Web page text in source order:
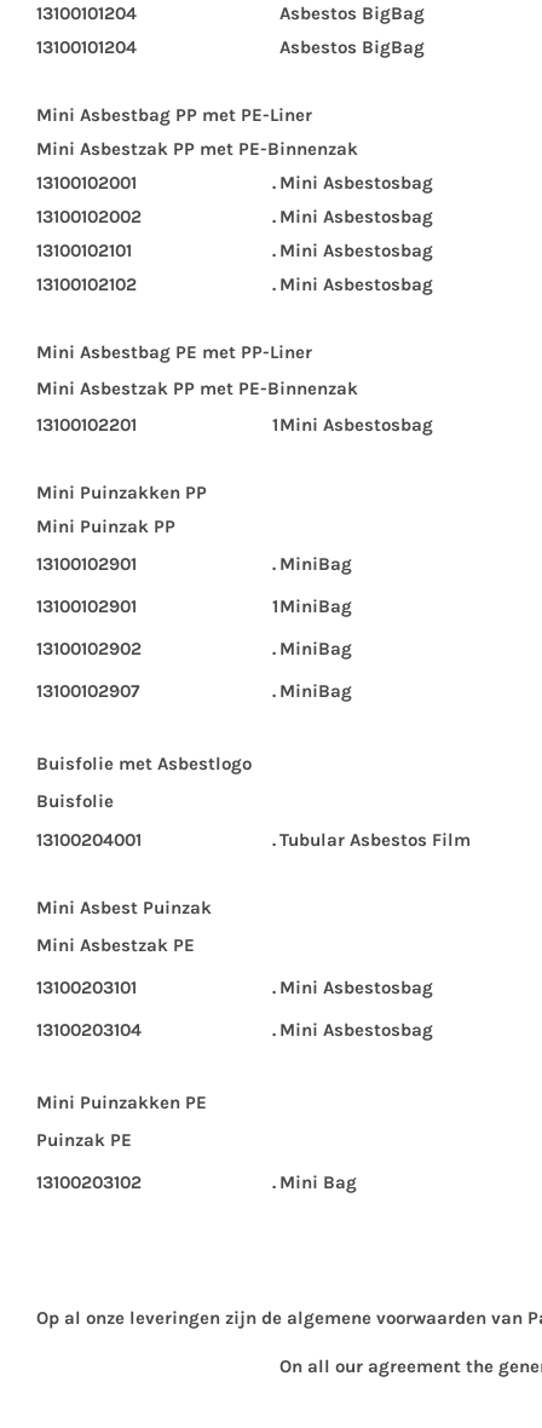
13100101204
Asbestos BigBag
13100101204
Asbestos BigBag
Mini Asbestbag PP met PE-Liner
Mini Asbestzak PP met PE-Binnenzak
13100102001
. Mini Asbestosbag
13100102002
. Mini Asbestosbag
13100102101
. Mini Asbestosbag
13100102102
. Mini Asbestosbag
Mini Asbestbag PE met PP-Liner
Mini Asbestzak PP met PE-Binnenzak
13100102201
1Mini Asbestosbag
Mini Puinzakken PP
Mini Puinzak PP
13100102901
. MiniBag
13100102901
1MiniBag
13100102902
. MiniBag
13100102907
. MiniBag
Buisfolie met Asbestlogo
Buisfolie
13100204001
.Tubular Asbestos Film
Mini Asbest Puinzak
Mini Asbestzak PE
13100203101
. Mini Asbestosbag
13100203104
. Mini Asbestosbag
Mini Puinzakken PE
Puinzak PE
13100203102
. Mini Bag
Op al onze leveringen zijn de algemene voorwaarden van
On all our agreement the